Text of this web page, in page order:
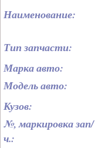
Наименование:
Тип запчасти:
Марка авто:
Модель авто:
Кузов:
№, маркировка зап/
ч.: